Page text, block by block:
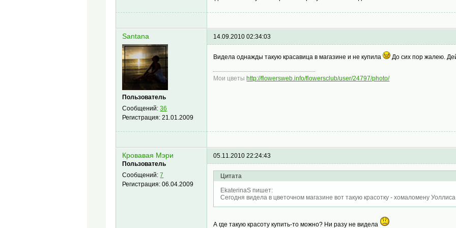
Santana
Пользователь
Сообщений:36
Регистрация:21.01.2009
14.09.2010 02:34:03
Видела однажды такую красавица в магазине и не купила До сих пор жалею.
Мои цветы http://flowersweb.info/flowersclub/user/24797/photo/
Кровавая Мэри
Пользователь
Сообщений:7
Регистрация:06.04.2009
05.11.2010 22:24:43
Цитата
EkaterinaS пишет:
Сегодня видела в цветочном магазине вот такую красотку - хомаломену
А где такую красоту купить-то можно? Ни разу не видела